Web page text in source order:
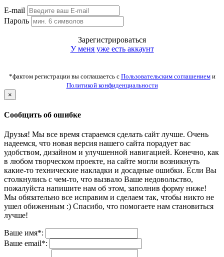
E-mail
Пароль
Зарегистрироваться
У меня уже есть аккаунт
*фактом регистрации вы соглашаетсь с Пользовательским соглашениеми
Политикой конфиденциальности
×
Сообщить об ошибке
Друзья! Мы все время стараемся сделать сайт лучше. Очень
надеемся, что новая версия нашего сайта порадует вас
удобством, дизайном и улучшенной навигацией. Конечно, как
в любом творческом проекте, на сайте могли возникнуть
какие-то технические накладки и досадные ошибки. Если Вы
столкнулись с чем-то, что вызвало Ваше недовольство,
пожалуйста напишите нам об этом, заполнив форму ниже!
Мы обязательно все исправим и сделаем так, чтобы никто не
ушел обиженным :) Спасибо, что помогаете нам становиться
лучше!
Ваше имя*:
Ваше email*: